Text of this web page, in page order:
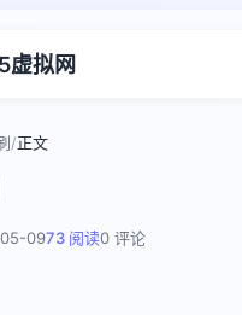
虚拟网
/正文
0973 阅读0 评论